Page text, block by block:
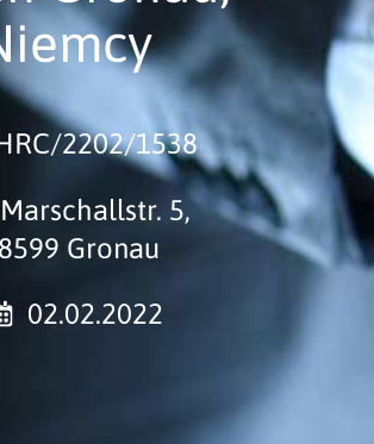
2202/1538
Marschallstr. 5,
Gronau
02.02.2022